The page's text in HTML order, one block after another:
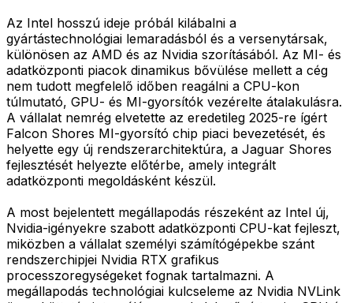
Az Intel hosszú ideje próbál kilábalni a
gyártástechnológiai lemaradásból és a versenytársak,
különösen az AMD és az Nvidia szorításából. Az MI- és
adatközponti piacok dinamikus bővülése mellett a cég
nem tudott megfelelő időben reagálni a CPU-kon
túlmutató, GPU- és MI-gyorsítók vezérelte átalakulásra.
A vállalat nemrég elvetette az eredetileg 2025-re ígért
Falcon Shores MI-gyorsító chip piaci bevezetését, és
helyette egy új rendszerarchitektúra, a Jaguar Shores
fejlesztését helyezte előtérbe, amely integrált
adatközponti megoldásként készül.
A most bejelentett megállapodás részeként az Intel új,
Nvidia-igényekre szabott adatközponti CPU-kat fejleszt,
miközben a vállalat személyi számítógépekbe szánt
rendszerchipjei Nvidia RTX grafikus
processzoregységeket fognak tartalmazni. A
megállapodás technológiai kulcseleme az Nvidia NVLink